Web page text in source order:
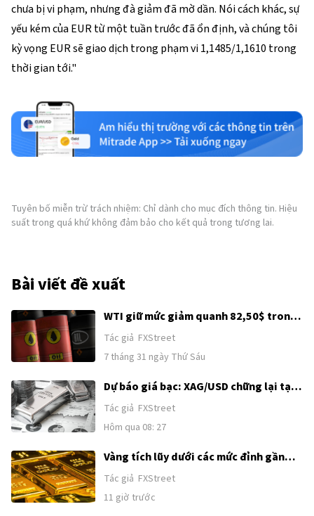
chưa bị vi phạm, nhưng đà giảm đã mờ dần. Nói cách khác, sự
yếu kém của EUR từ một tuần trước đã ổn định, và chúng tôi
kỳ vọng EUR sẽ giao dịch trong phạm vi 1,1485/1,1610 trong
thời gian tới."
Tuyên bố miễn trừ trách nhiệm: Chỉ dành cho mục đích thông tin. Hiệu
suất trong quá khứ không đảm bảo cho kết quả trong tương lai.
Bài viết đề xuất
WTI giữ mức giảm quanh 82,50$ trong
bối cảnh hy vọng ngoại giao Mỹ-Iran
được khơi lại
Tác giả FXStreet
7 tháng 31 ngày Thứ Sáu
Dự báo giá bạc: XAG/USD chững lại tại
62,00$ sau đà tăng kéo dài hai ngày
Tác giả FXStreet
Hôm qua 08: 27
Vàng tích lũy dưới các mức đỉnh gần
đây khi sức mạnh của USD và kỳ vọng
Fed tăng lãi suất kìm hãm đà tăng
trước thềm công bố Bảng lương phi
Tác giả FXStreet
11 giờ trước